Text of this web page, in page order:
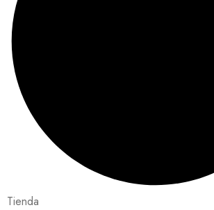
Tienda